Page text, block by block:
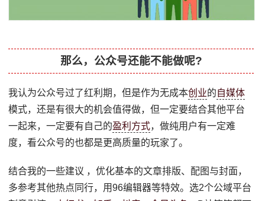
那么，公众号还能不能做呢?
我认为公众号过了红利期，但是作为无成本创业的自媒体
模式，还是有很大的机会值得做，但一定要结合其他平台
一起来，一定要有自己的盈利方式，做纯用户有一定难
度，看公众号的也都是更高质量的玩家了。
结合我的一些建议 ，优化基本的文章排版、配图与封面，
多参考其他热点同行，用96编辑器等特效。选2个公域平台